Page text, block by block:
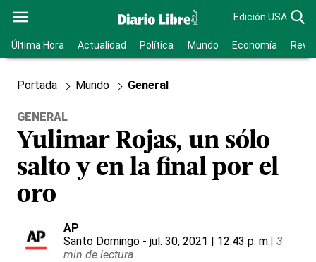
Edición USA
Última Hora Actualidad Política Mundo Economía
Portada Mundo General
GENERAL
Yulimar Rojas, un sólo
salto y en la final por el
oro
AP
Santo Domingo - jul. 30, 2021 | 12:43 p. m.| 3
min de lectura